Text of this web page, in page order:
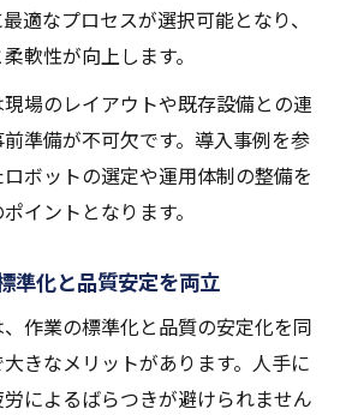
適なプロセスが選択可能となり、
軟性が向上します。
場のレイアウトや既存設備との連
準備が不可欠です。導入事例を参
ボットの選定や運用体制の整備を
イントとなります。
準化と品質安定を両立
作業の標準化と品質の安定化を同
きなメリットがあります。人手に
によるばらつきが避けられません